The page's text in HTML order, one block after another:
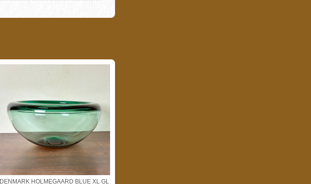
DENMARK HOLMEGAARD BLUE XL GL